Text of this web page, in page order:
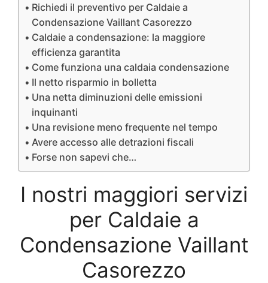
Richiedi il preventivo per Caldaie a
Condensazione Vaillant Casorezzo
Caldaie a condensazione: la maggiore
efficienza garantita
Come funziona una caldaia condensazione
Il netto risparmio in bolletta
Una netta diminuzioni delle emissioni
inquinanti
Una revisione meno frequente nel tempo
Avere accesso alle detrazioni fiscali
Forse non sapevi che…
I nostri maggiori servizi
per Caldaie a
Condensazione Vaillant
Casorezzo